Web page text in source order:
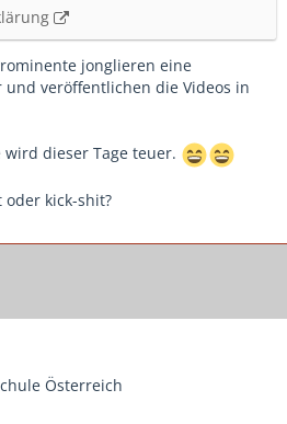
jonglieren eine
veröffentlichen die Videos in
dieser Tage teuer.
kick-shit?
Österreich